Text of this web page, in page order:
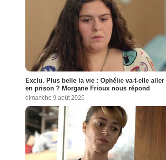
Exclu. Plus belle la vie : Ophélie va-t-elle aller
en prison ? Morgane Frioux nous répond
dimanche 9 août 2026